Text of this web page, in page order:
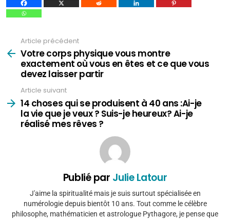
plus
Article précédent
Votre corps physique vous montre
exactement où vous en êtes et ce que vous
devez laisser partir
Article suivant
14 choses qui se produisent à 40 ans :Ai-je
la vie que je veux ? Suis-je heureux? Ai-je
réalisé mes rêves ?
Publié par Julie Latour
J'aime la spiritualité mais je suis surtout spécialisée en
numérologie depuis bientôt 10 ans. Tout comme le célèbre
philosophe, mathématicien et astrologue Pythagore, je pense que